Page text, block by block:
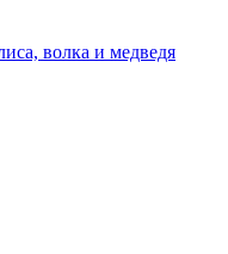
волка и медведя